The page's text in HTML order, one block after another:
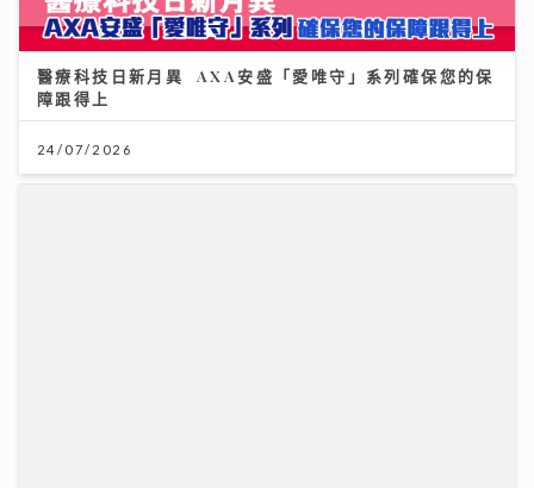
醫療科技日新月異 AXA安盛「愛唯守」系列確保您的保
障跟得上
24/07/2026